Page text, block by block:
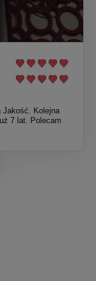
Jakość. Kolejna
7 lat. Polecam